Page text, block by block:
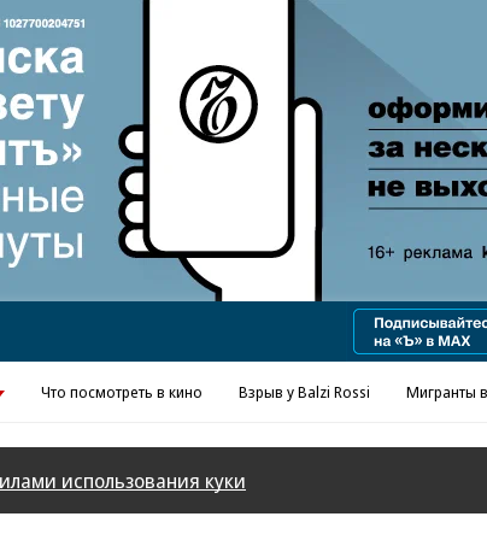
Реклама в «Ъ» www.kommersant.ru/ad
Что посмотреть в кино Взрыв у Balzi Rossi Мигранты
использования куки